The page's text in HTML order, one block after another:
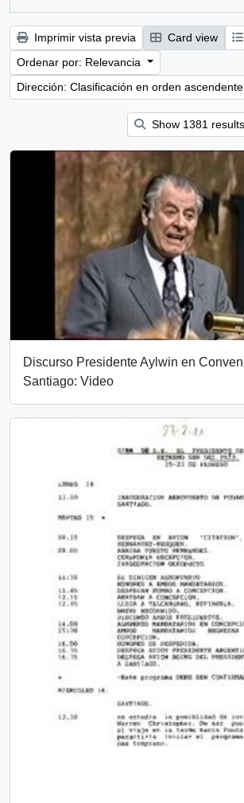
Imprimir vista previa Card view
Ordenar por: Relevancia
Dirección: Clasificación en orden ascendente
Show 1381
Discurso Presidente Aylwin en
Santiago: Video